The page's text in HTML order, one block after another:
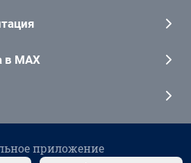
в MAX
приложение